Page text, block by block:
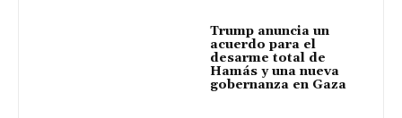
Trump anuncia un
acuerdo para el
desarme total de
Hamás y una nueva
gobernanza en Gaza